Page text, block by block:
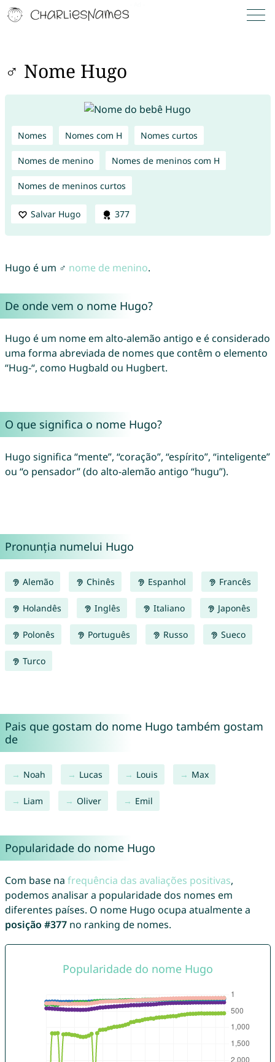
♂ Nome Hugo
Nomes Nomes com H Nomes curtos
Nomes de menino Nomes de meninos com H
Nomes de meninos curtos
Salvar Hugo 377
Hugo é um ♂ nome de menino.
De onde vem o nome Hugo?
Hugo é um nome em alto-alemão antigo e é considerado
uma forma abreviada de nomes que contêm o elemento
“Hug-“, como Hugbald ou Hugbert.
O que significa o nome Hugo?
Hugo significa “mente”, “coração”, “espírito”, “inteligente”
ou “o pensador” (do alto-alemão antigo “hugu”).
Pronunția numelui Hugo
Alemão Chinês Espanhol Francês
Holandês Inglês Italiano Japonês
Polonês Português Russo Sueco
Turco
Pais que gostam do nome Hugo também gostam
de
Noah Lucas Louis Max
Liam Oliver Emil
Popularidade do nome Hugo
Com base na frequência das avaliações positivas,
podemos analisar a popularidade dos nomes em
diferentes países. O nome Hugo ocupa atualmente a
posição #377no ranking de nomes.